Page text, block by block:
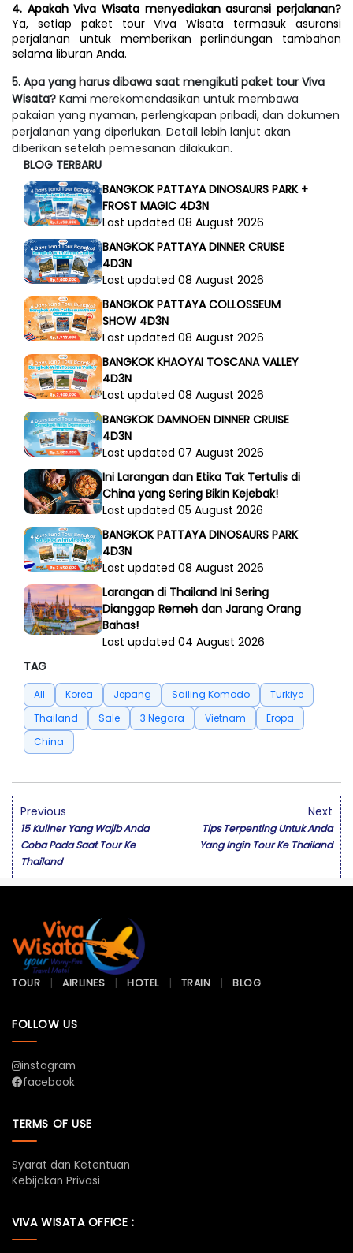
4. Apakah Viva Wisata menyediakan asuransi perjalanan?
Ya, setiap paket tour Viva Wisata termasuk asuransi
perjalanan untuk memberikan perlindungan tambahan
selama liburan Anda.
5. Apa yang harus dibawa saat mengikuti paket tour Viva
Wisata? Kami merekomendasikan untuk membawa
pakaian yang nyaman, perlengkapan pribadi, dan dokumen
perjalanan yang diperlukan. Detail lebih lanjut akan
diberikan setelah pemesanan dilakukan.
BLOG TERBARU
BANGKOK PATTAYA DINOSAURS PARK +
FROST MAGIC 4D3N
Last updated 08 August 2026
BANGKOK PATTAYA DINNER CRUISE
4D3N
Last updated 08 August 2026
BANGKOK PATTAYA COLLOSSEUM
SHOW 4D3N
Last updated 08 August 2026
BANGKOK KHAOYAI TOSCANA VALLEY
4D3N
Last updated 08 August 2026
BANGKOK DAMNOEN DINNER CRUISE
4D3N
Last updated 07 August 2026
Ini Larangan dan Etika Tak Tertulis di
China yang Sering Bikin Kejebak!
Last updated 05 August 2026
BANGKOK PATTAYA DINOSAURS PARK
4D3N
Last updated 08 August 2026
Larangan di Thailand Ini Sering
Dianggap Remeh dan Jarang Orang
Bahas!
Last updated 04 August 2026
TAG
All Korea Jepang Sailing Komodo
Turkiye
Thailand
Sale 3 Negara Vietnam
Eropa
China
Previous
15 Kuliner Yang Wajib Anda
Coba Pada Saat Tour Ke
Thailand
Next
Tips Terpenting Untuk Anda
Yang Ingin Tour Ke Thailand
TOUR AIRLINES HOTEL TRAIN BLOG
FOLLOW US
instagram
facebook
TERMS OF USE
Syarat dan Ketentuan
Kebijakan Privasi
VIVA WISATA OFFICE :